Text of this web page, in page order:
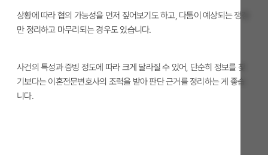
상황에 따라 협의 가능성을 먼저 짚어보기도 하고, 다툼이 예상되는 쟁점
만 정리하고 마무리되는 경우도 있습니다.
사건의 특성과 증빙 정도에 따라 크게 달라질 수 있어, 단순히 정보를 찾
기보다는 이혼전문변호사의 조력을 받아 판단 근거를 정리하는 게 좋습
니다.